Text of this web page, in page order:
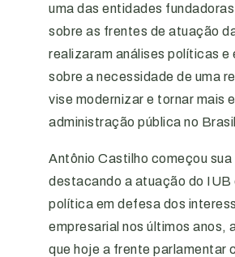
uma das entidades
sobre as frentes de atuação
realizaram análises políticas e
sobre a necessidade de uma
vise modernizar e tornar mais
administração pública no
Antônio Castilho começou sua
destacando a atuação do
política em defesa dos
empresarial nos últimos anos,
que hoje a frente parlamentar